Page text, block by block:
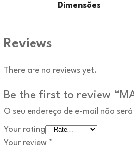
Dimensões
Reviews
There are no reviews yet.
Be the first to review
O seu endereço de e-mail não
Your rating
Your review *